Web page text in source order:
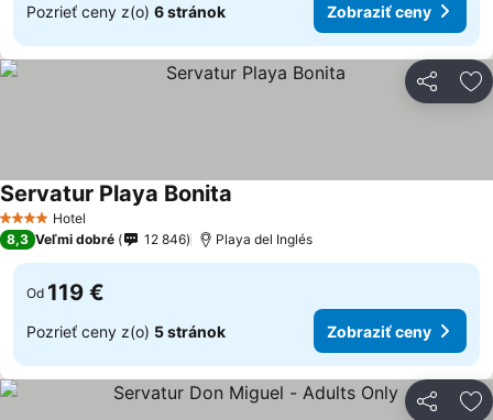
Pozrieť ceny z(o) 6 stránok Zobraziť ceny
Zdieľať
4 Počet hviezdičiek
Hotel
Servatur Playa Bonita
8,3 Veľmi dobré 12 846 Playa del Inglés
Od 119 €
Pozrieť ceny z(o) 5 stránok Zobraziť ceny
Zdieľať